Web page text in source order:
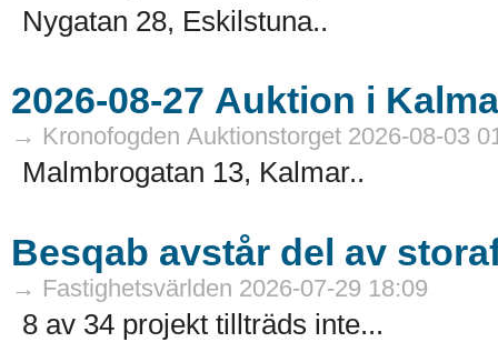
Nygatan 28, Eskilstuna..
→ Kronofogden Auktionstorget 2026-08-03
Malmbrogatan 13, Kalmar..
Besqab avstår del av
→ Fastighetsvärlden 2026-07-29 18:09
8 av 34 projekt tillträds inte...